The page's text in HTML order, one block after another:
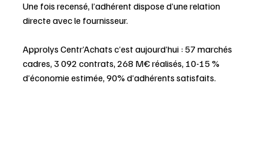
Une fois recensé, l’adhérent dispose d’une relation
directe avec le fournisseur.
Approlys Centr’Achats c’est aujourd’hui : 57 marchés
cadres, 3 092 contrats, 268 M€ réalisés, 10-15 %
d’économie estimée, 90% d’adhérents satisfaits.